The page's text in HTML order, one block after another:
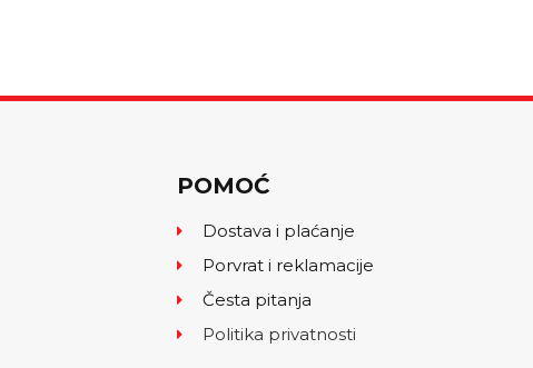
POMOĆ
Dostava i plaćanje
Porvrat i reklamacije
Česta pitanja
Politika privatnosti